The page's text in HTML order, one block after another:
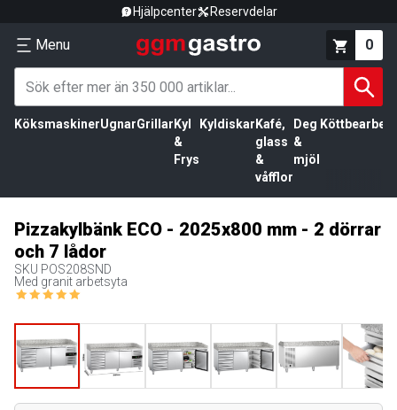
Hjälpcenter Reservdelar
Menu 0
KöksmaskinerUgnarGrillar Kyl
&
Frys
Kyldiskar Kafé,
glass
&
våfflor
Deg
&
mjöl
Pizzakylbänk ECO - 2025x800 mm - 2 dörrar
och 7 lådor
SKU POS208SND
Med granit arbetsyta